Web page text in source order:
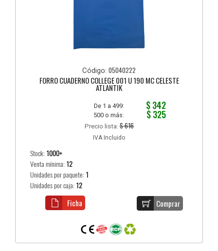
Código: 05040222
FORRO CUADERNO COLLEGE 001 U 190 MC CELESTE
ATLANTIK
De 1 a 499: $ 342
500 o más: $ 325
Precio lista:$ 616
IVA Incluido
Stock: 1000+
Venta mínima: 12
Unidades por paquete: 1
Unidades por caja: 12
Comprar
Ficha